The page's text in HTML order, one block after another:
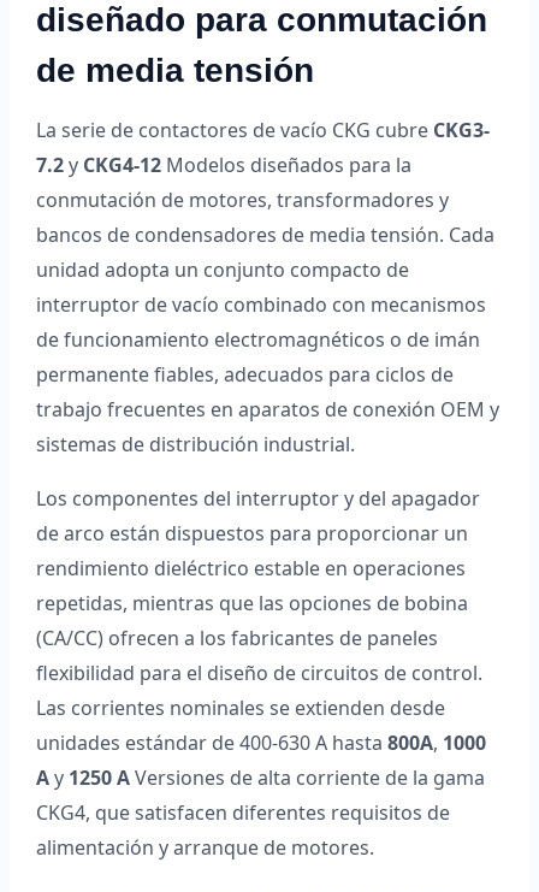
diseñado para conmutación
de media tensión
La serie de contactores de vacío CKG cubre CKG3-
7.2y CKG4-12 Modelos diseñados para la
conmutación de motores, transformadores y
bancos de condensadores de media tensión. Cada
unidad adopta un conjunto compacto de
interruptor de vacío combinado con mecanismos
de funcionamiento electromagnéticos o de imán
permanente fiables, adecuados para ciclos de
trabajo frecuentes en aparatos de conexión OEM y
sistemas de distribución industrial.
Los componentes del interruptor y del apagador
de arco están dispuestos para proporcionar un
rendimiento dieléctrico estable en operaciones
repetidas, mientras que las opciones de bobina
(CA/CC) ofrecen a los fabricantes de paneles
flexibilidad para el diseño de circuitos de control.
Las corrientes nominales se extienden desde
unidades estándar de 400-630 A hasta800A, 1000
Ay 1250 AVersiones de alta corriente de la gama
CKG4, que satisfacen diferentes requisitos de
alimentación y arranque de motores.